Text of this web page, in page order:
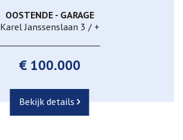
OOSTENDE - GARAGE
Karel Janssenslaan 3 / +
€ 100.000
Bekijk details